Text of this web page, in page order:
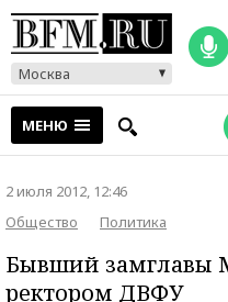
Москва
МЕНЮ
2 июля 2012, 12:46
Общество
Политика
Бывший замглавы
ректором ДВФУ